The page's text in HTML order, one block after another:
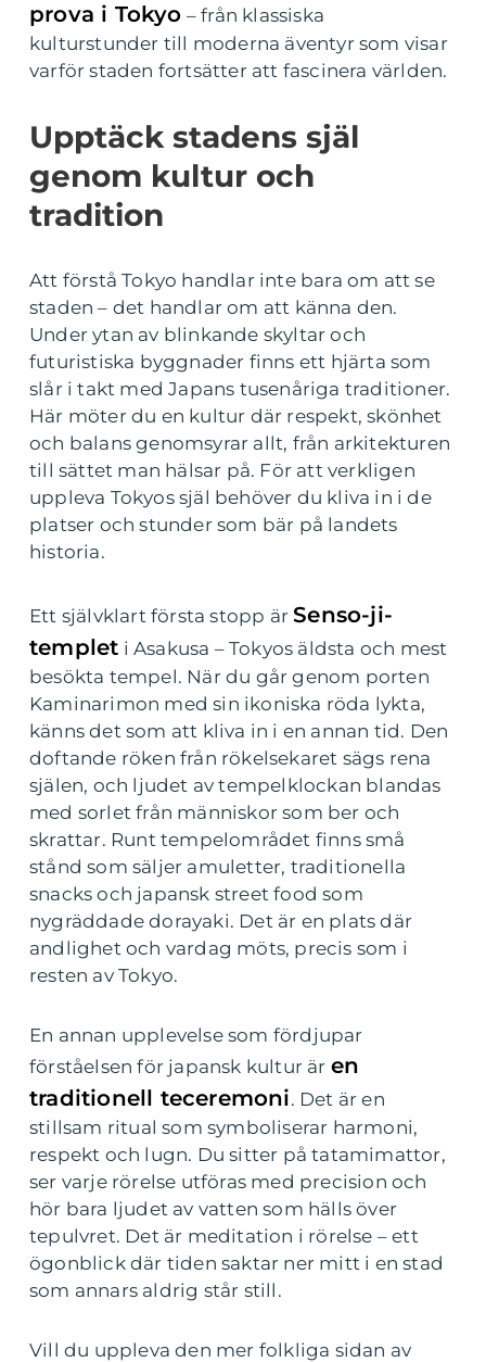
prova i Tokyo – från klassiska
kulturstunder till moderna äventyr som visar
varför staden fortsätter att fascinera världen.
Upptäck stadens själ
genom kultur och
tradition
Att förstå Tokyo handlar inte bara om att se
staden – det handlar om att känna den.
Under ytan av blinkande skyltar och
futuristiska byggnader finns ett hjärta som
slår i takt med Japans tusenåriga traditioner.
Här möter du en kultur där respekt, skönhet
och balans genomsyrar allt, från arkitekturen
till sättet man hälsar på. För att verkligen
uppleva Tokyos själ behöver du kliva in i de
platser och stunder som bär på landets
historia.
Ett självklart första stopp ärSenso-ji-
templet i Asakusa – Tokyos äldsta och mest
besökta tempel. När du går genom porten
Kaminarimon med sin ikoniska röda lykta,
känns det som att kliva in i en annan tid. Den
doftande röken från rökelsekaret sägs rena
själen, och ljudet av tempelklockan blandas
med sorlet från människor som ber och
skrattar. Runt tempelområdet finns små
stånd som säljer amuletter, traditionella
snacks och japansk street food som
nygräddade dorayaki. Det är en plats där
andlighet och vardag möts, precis som i
resten av Tokyo.
En annan upplevelse som fördjupar
förståelsen för japansk kultur är en
traditionell teceremoni. Det är en
stillsam ritual som symboliserar harmoni,
respekt och lugn. Du sitter på tatamimattor,
ser varje rörelse utföras med precision och
hör bara ljudet av vatten som hälls över
tepulvret. Det är meditation i rörelse – ett
ögonblick där tiden saktar ner mitt i en stad
som annars aldrig står still.
Vill du uppleva den mer folkliga sidan av